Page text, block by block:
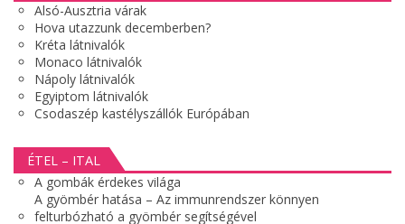
Alsó-Ausztria várak
Hova utazzunk decemberben?
Kréta látnivalók
Monaco látnivalók
Nápoly látnivalók
Egyiptom látnivalók
Csodaszép kastélyszállók Európában
ÉTEL – ITAL
A gombák érdekes világa
A gyömbér hatása – Az immunrendszer könnyen
felturbózható a gyömbér segítségével